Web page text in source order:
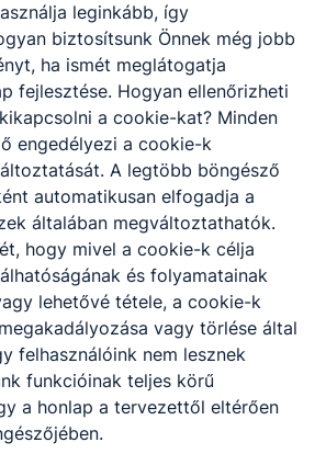
szakmai programjában
szerint, az intézmény
alapján lehetőség van a
megszerzett ismeretek és
és ezáltal a képzési idő
Partnereink
leginkább, így
biztosítsunk Önnek még jobb
ha ismét meglátogatja
fejlesztése. Hogyan ellenőrizheti
a cookie-kat? Minden
engedélyezi a cookie-k
A legtöbb böngésző
automatikusan elfogadja a
általában megváltoztathatók.
hogy mivel a cookie-k célja
és folyamatainak
lehetővé tétele, a cookie-k
vagy törlése által
felhasználóink nem lesznek
funkcióinak teljes körű
a honlap a tervezettől eltérően